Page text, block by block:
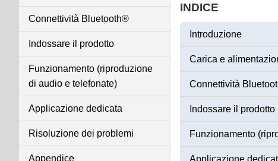
Connettività Bluetooth®
Indossare il prodotto
Funzionamento (riproduzione
di audio e telefonate)
Applicazione dedicata
Risoluzione dei problemi
Appendice
INDICE
Introduzione
Carica e
Connettività
Indossare il prodotto
Funzionamento
Applicazione